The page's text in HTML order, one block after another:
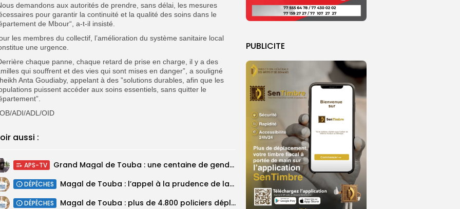
PUBLICITE
demandons aux autorités de prendre, sans délai, les mesures
pour garantir la continuité et la qualité des soins dans le
de Mbour“, a-t-il insisté.
les membres du collectif, l’amélioration du système sanitaire local
une urgence.
chaque panne, chaque retard de prise en charge, il y a des
qui souffrent et des vies qui sont mises en danger”, a souligné
Anta Goudiaby, appelant à des ”solutions durables, afin que les
puissent accéder aux soins essentiels, sans quitter le
ADI/ADL/OID
aussi :
APS-TV Grand Magal de Touba : une centaine de gendarmes mobilisés sur les...
DÉPÊCHES Magal de Touba : l’appel à la prudence de la Police sur...
DÉPÊCHES Magal de Touba : plus de 4.800 policiers déployés pour sécuriser les...